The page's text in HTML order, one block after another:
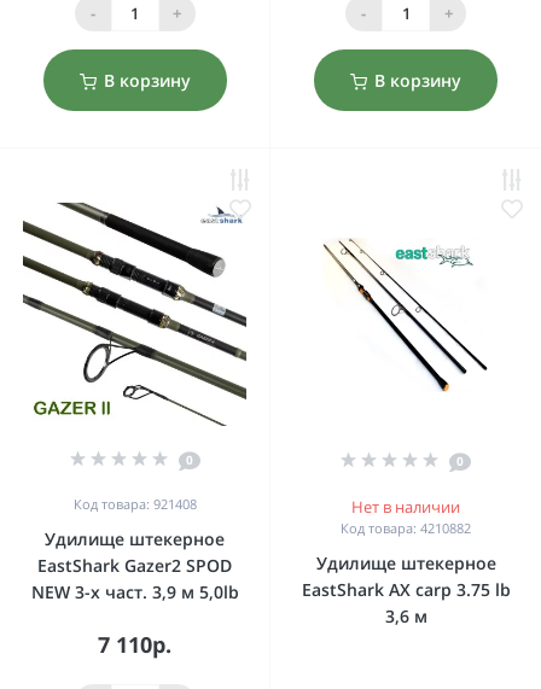
- +
В корзину
- +
В корзину
0
Код товара: 921408
Удилище штекерное
EastShark Gazer2 SPOD
NEW 3-x част. 3,9 м 5,0lb
7 110р.
0
Нет в наличии
Код товара: 4210882
Удилище штекерное
EastShark AX carp 3.75 lb
3,6 м